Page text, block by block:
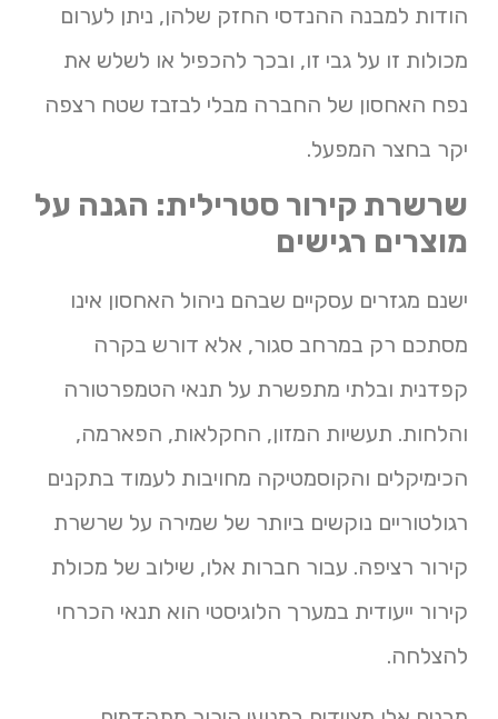
הודות למבנה ההנדסי החזק שלהן, ניתן לערום
מכולות זו על גבי זו, ובכך להכפיל או לשלש את
נפח האחסון של החברה מבלי לבזבז שטח רצפה
יקר בחצר המפעל.
שרשרת קירור סטרילית: הגנה על
מוצרים רגישים
ישנם מגזרים עסקיים שבהם ניהול האחסון אינו
מסתכם רק במרחב סגור, אלא דורש בקרה
קפדנית ובלתי מתפשרת על תנאי הטמפרטורה
והלחות. תעשיות המזון, החקלאות, הפארמה,
הכימיקלים והקוסמטיקה מחויבות לעמוד בתקנים
רגולטוריים נוקשים ביותר של שמירה על שרשרת
קירור רציפה. עבור חברות אלו, שילוב של מכולת
קירור ייעודית במערך הלוגיסטי הוא תנאי הכרחי
להצלחה.